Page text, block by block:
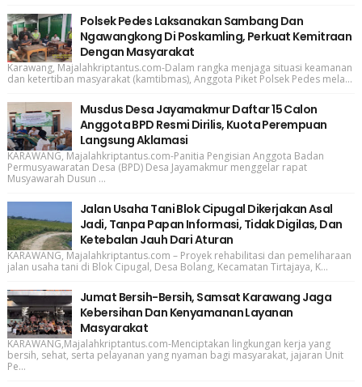
Polsek Pedes Laksanakan Sambang Dan
Ngawangkong Di Poskamling, Perkuat Kemitraan
Dengan Masyarakat
Karawang, Majalahkriptantus.com-Dalam rangka menjaga situasi keamanan
dan ketertiban masyarakat (kamtibmas), Anggota Piket Polsek Pedes mela...
Musdus Desa Jayamakmur Daftar 15 Calon
Anggota BPD Resmi Dirilis, Kuota Perempuan
Langsung Aklamasi
KARAWANG, Majalahkriptantus.com-Panitia Pengisian Anggota Badan
Permusyawaratan Desa (BPD) Desa Jayamakmur menggelar rapat
Musyawarah Dusun ...
Jalan Usaha Tani Blok Cipugal Dikerjakan Asal
Jadi, Tanpa Papan Informasi, Tidak Digilas, Dan
Ketebalan Jauh Dari Aturan
KARAWANG, Majalahkriptantus.com – Proyek rehabilitasi dan pemeliharaan
jalan usaha tani di Blok Cipugal, Desa Bolang, Kecamatan Tirtajaya, K...
Jumat Bersih-Bersih, Samsat Karawang Jaga
Kebersihan Dan Kenyamanan Layanan
Masyarakat
KARAWANG,Majalahkriptantus.com-Menciptakan lingkungan kerja yang
bersih, sehat, serta pelayanan yang nyaman bagi masyarakat, jajaran Unit
Pe...